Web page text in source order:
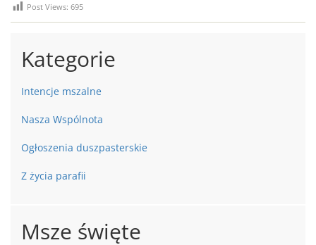
Post Views: 695
Kategorie
Intencje mszalne
Nasza Wspólnota
Ogłoszenia duszpasterskie
Z życia parafii
Msze święte